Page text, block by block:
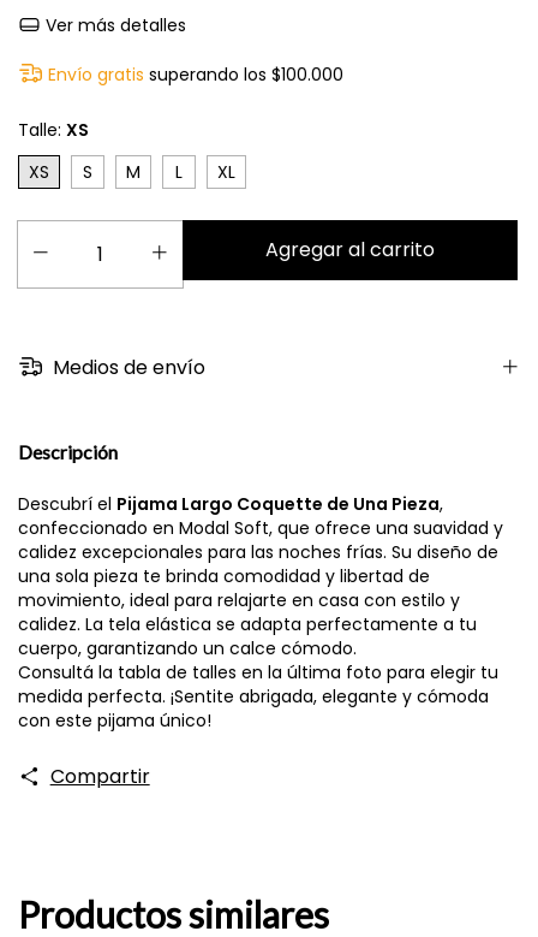
Ver más detalles
Envío gratis superando los$100.000
Talle: XS
XS
S M L XL
Medios de envío
Descripción
Descubrí el Pijama Largo Coquette de Una Pieza,
confeccionado en Modal Soft, que ofrece una suavidad y
calidez excepcionales para las noches frías. Su diseño de
una sola pieza te brinda comodidad y libertad de
movimiento, ideal para relajarte en casa con estilo y
calidez. La tela elástica se adapta perfectamente a tu
cuerpo, garantizando un calce cómodo.
Consultá la tabla de talles en la última foto para elegir tu
medida perfecta. ¡Sentite abrigada, elegante y cómoda
con este pijama único!
Compartir
Productos similares